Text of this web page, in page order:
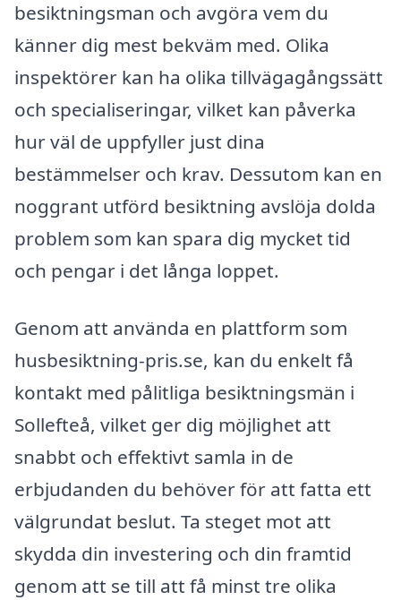
besiktningsman och avgöra vem du
känner dig mest bekväm med. Olika
inspektörer kan ha olika tillvägagångssätt
och specialiseringar, vilket kan påverka
hur väl de uppfyller just dina
bestämmelser och krav. Dessutom kan en
noggrant utförd besiktning avslöja dolda
problem som kan spara dig mycket tid
och pengar i det långa loppet.
Genom att använda en plattform som
husbesiktning-pris.se, kan du enkelt få
kontakt med pålitliga besiktningsmän i
Sollefteå, vilket ger dig möjlighet att
snabbt och effektivt samla in de
erbjudanden du behöver för att fatta ett
välgrundat beslut. Ta steget mot att
skydda din investering och din framtid
genom att se till att få minst tre olika